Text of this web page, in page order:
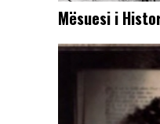
Mësuesi i